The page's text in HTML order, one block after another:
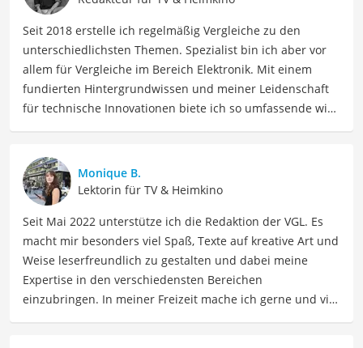
Seit 2018 erstelle ich regelmäßig Vergleiche zu den
unterschiedlichsten Themen. Spezialist bin ich aber vor
allem für Vergleiche im Bereich Elektronik. Mit einem
fundierten Hintergrundwissen und meiner Leidenschaft
für technische Innovationen biete ich so umfassende wie
detaillierte Produktvergleiche, Kaufberatungen und
technische Analysen, um Verbrauchern dabei zu helfen,
sowohl informierte Entscheidungen zu treffen als auch
die besten elektronischen Lösungen für ihre Bedürfnisse
zu finden.
Der Sony-Fernseher 55 Zoll-Vergleich ist aus unserer Sicht
besonders empfehlenswert fürSerien-Liebhaber
Monique B.
Lektorin für TV & Heimkino
Seit Mai 2022 unterstütze ich die Redaktion der VGL. Es
macht mir besonders viel Spaß, Texte auf kreative Art und
Weise leserfreundlich zu gestalten und dabei meine
Expertise in den verschiedensten Bereichen
einzubringen. In meiner Freizeit mache ich gerne und viel